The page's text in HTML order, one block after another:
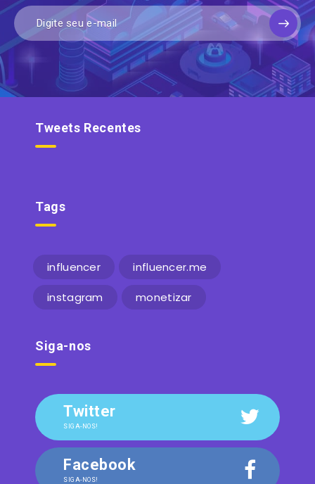
Tweets Recentes
Tags
influencer influencer.me
instagram monetizar
Siga-nos
Twitter
SIGA-NOS!
Facebook
SIGA-NOS!